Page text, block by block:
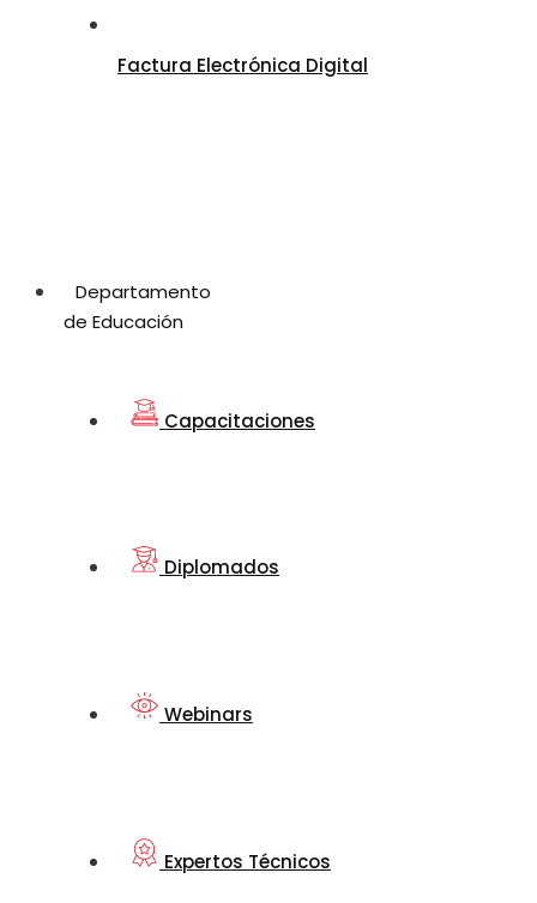
Factura Electrónica Digital
Departamento
de Educación
Capacitaciones
Diplomados
Webinars
Expertos Técnicos